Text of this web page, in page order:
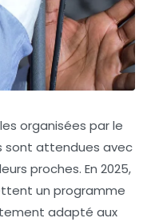
organisées par le
sont attendues avec
proches. En 2025,
un programme
adapté aux